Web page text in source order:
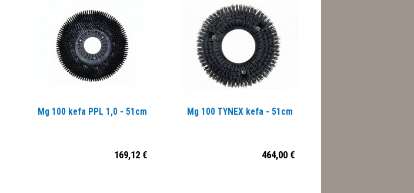
Mg 100 kefa PPL 1,0 - 51cm
169,12 €
Mg 100 TYNEX kefa - 51cm
464,00 €